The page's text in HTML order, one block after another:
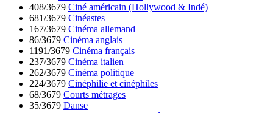
408/3679 Ciné américain (Hollywood & Indé)
681/3679 Cinéastes
167/3679 Cinéma allemand
86/3679 Cinéma anglais
1191/3679 Cinéma français
237/3679 Cinéma italien
262/3679 Cinéma politique
224/3679 Cinéphilie et cinéphiles
68/3679 Courts métrages
35/3679 Danse